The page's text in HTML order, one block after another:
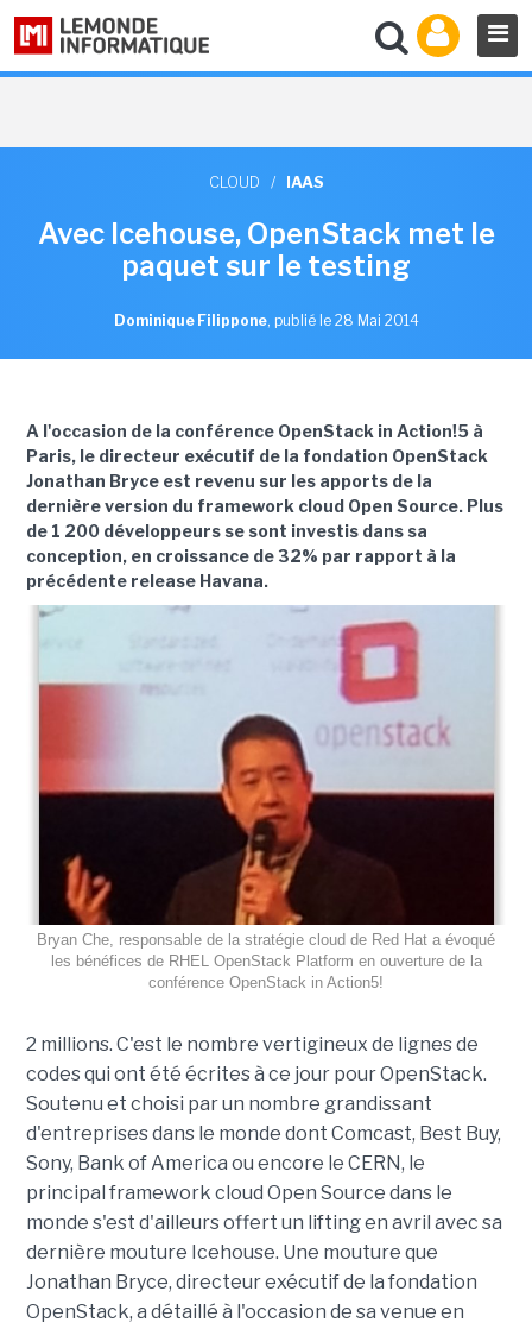
CLOUD / IAAS
Avec Icehouse, OpenStack met le
paquet sur le testing
Dominique Filippone, publié le 28 Mai 2014
A l'occasion de la conférence OpenStack in Action!5 à
Paris, le directeur exécutif de la fondation OpenStack
Jonathan Bryce est revenu sur les apports de la
dernière version du framework cloud Open Source. Plus
de 1 200 développeurs se sont investis dans sa
conception, en croissance de 32% par rapport à la
précédente release Havana.
Bryan Che, responsable de la stratégie cloud de Red Hat a évoqué
les bénéfices de RHEL OpenStack Platform en ouverture de la
conférence OpenStack in Action5!
2 millions. C'est le nombre vertigineux de lignes de
codes qui ont été écrites à ce jour pour OpenStack.
Soutenu et choisi par un nombre grandissant
d'entreprises dans le monde dont Comcast, Best Buy,
Sony, Bank of America ou encore le CERN, le
principal framework cloud Open Source dans le
monde s'est d'ailleurs offert un lifting en avril avec sa
dernière mouture Icehouse. Une mouture que
Jonathan Bryce, directeur exécutif de la fondation
OpenStack, a détaillé à l'occasion de sa venue en